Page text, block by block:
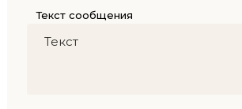
Текст сообщения